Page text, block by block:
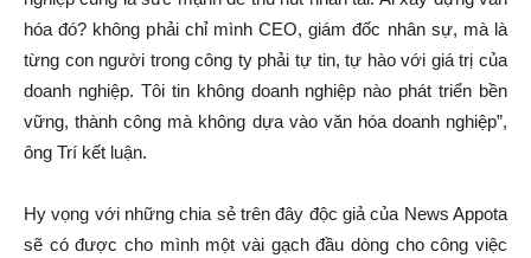
hóa đó? không phải chỉ mình CEO, giám đốc nhân sự, mà là
từng con người trong công ty phải tự tin, tự hào với giá trị của
doanh nghiệp. Tôi tin không doanh nghiệp nào phát triển bền
vững, thành công mà không dựa vào văn hóa doanh nghiệp”,
ông Trí kết luận.
Hy vọng với những chia sẻ trên đây độc giả của News Appota
sẽ có được cho mình một vài gạch đầu dòng cho công việc